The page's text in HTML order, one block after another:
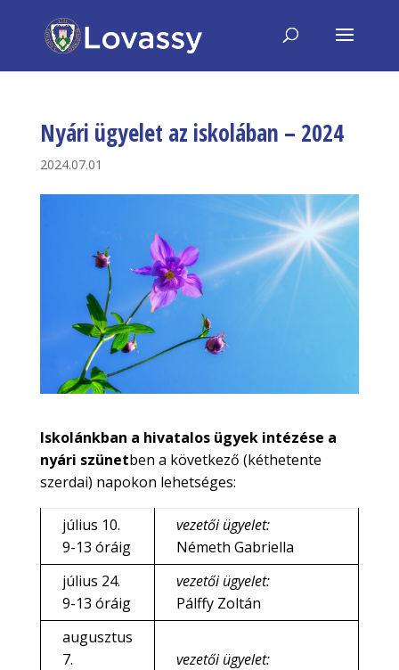
Nyári ügyelet az iskolában – 2024
2024.07.01
Iskolánkban a hivatalos ügyek intézése a
nyári szünetben a következő (kéthetente
szerdai) napokon lehetséges:
július 10.
9-13 óráig
vezetői ügyelet:
Németh Gabriella
július 24.
9-13 óráig
vezetői ügyelet:
Pálffy Zoltán
augusztus
7.
vezetői ügyelet: